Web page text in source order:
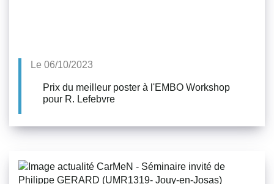
Le 06/10/2023
Prix du meilleur poster à l'EMBO Workshop
pour R. Lefebvre